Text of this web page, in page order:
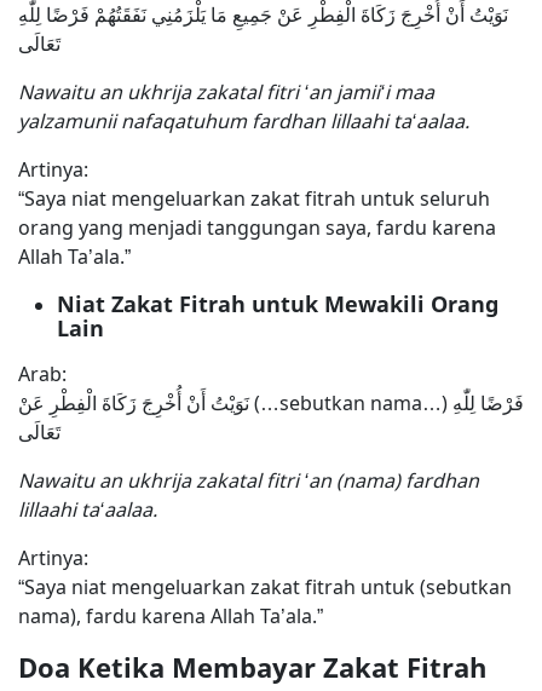
نَوَيْتُ أَنْ أُخْرِجَ زَكَاةَ الْفِطْرِ عَنْ جَمِيعِ مَا يَلْزَمُنِي نَفَقَتُهُمْ فَرْضًا لِلّٰهِ
تَعَالَى
Nawaitu an ukhrija zakatal fitri ‘an jamii‘i maa
yalzamunii nafaqatuhum fardhan lillaahi ta‘aalaa.
Artinya:
“Saya niat mengeluarkan zakat fitrah untuk seluruh
orang yang menjadi tanggungan saya, fardu karena
Allah Ta’ala.”
Niat Zakat Fitrah untuk Mewakili Orang
Lain
Arab:
نَوَيْتُ أَنْ أُخْرِجَ زَكَاةَ الْفِطْرِ عَنْ (…sebutkan nama…) فَرْضًا لِلّٰهِ
تَعَالَى
Nawaitu an ukhrija zakatal fitri ‘an (nama) fardhan
lillaahi ta‘aalaa.
Artinya:
“Saya niat mengeluarkan zakat fitrah untuk (sebutkan
nama), fardu karena Allah Ta’ala.”
Doa Ketika Membayar Zakat Fitrah